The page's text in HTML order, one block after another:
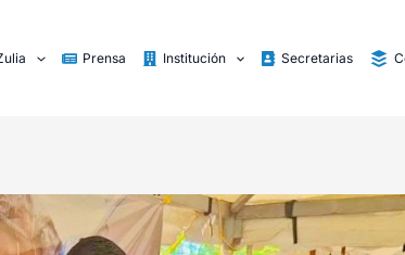
Prensa Institución Secretarias